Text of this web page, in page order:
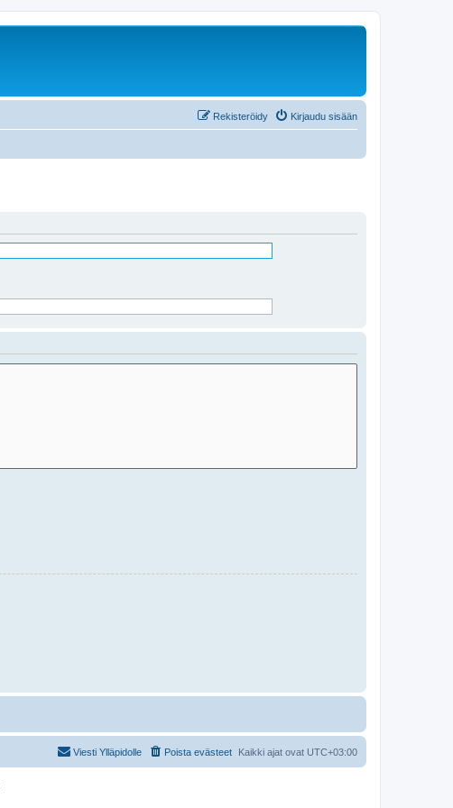
Kirjaudu sisään
Rekisteröidy
Kaikki ajat ovat UTC+03:00
Poista evästeet
Viesti Ylläpidolle